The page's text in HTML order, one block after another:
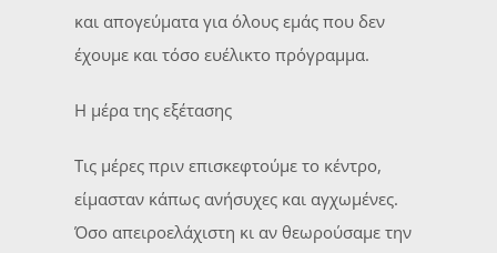
και απογεύματα για όλους εμάς που δεν
έχουμε και τόσο ευέλικτο πρόγραμμα.
Η μέρα της εξέτασης
Τις μέρες πριν επισκεφτούμε το κέντρο,
είμασταν κάπως ανήσυχες και αγχωμένες.
Όσο απειροελάχιστη κι αν θεωρούσαμε την